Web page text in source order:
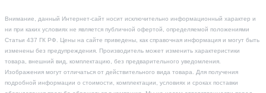
Внимание, данный Интернет-сайт носит исключительно информационный характер и
ни при каких условиях не является публичной офертой, определяемой положениями
Статьи 437 ГК РФ. Цены на сайте приведены, как справочная информация и могут быть
изменены без предупреждения. Производитель может изменить характеристики
товара, внешний вид, комплектацию, без предварительного уведомления.
Изображения могут отличаться от действительного вида товара. Для получения
подробной информации о стоимости, комплектации, условиях и сроках поставки